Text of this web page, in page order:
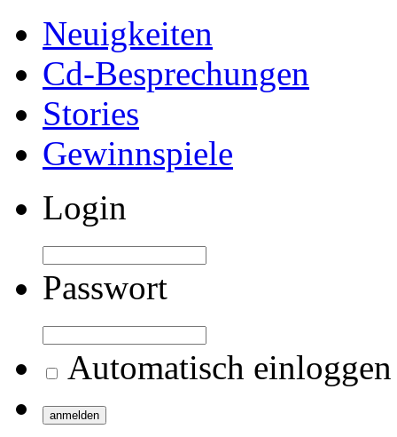
Neuigkeiten
Cd-Besprechungen
Stories
Gewinnspiele
Login
Passwort
Automatisch einloggen